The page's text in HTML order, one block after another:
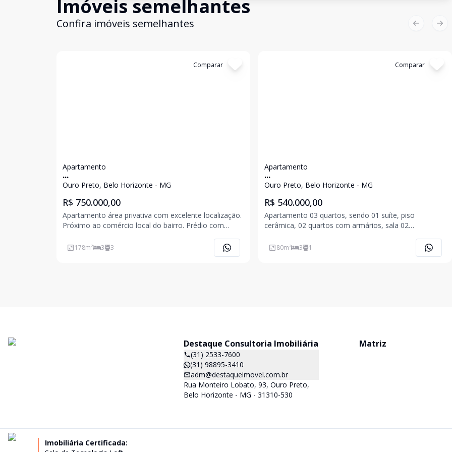
Imóveis semelhantes
Confira imóveis semelhantes
Comparar
Apartamento
...
Ouro Preto, Belo Horizonte - MG
R$ 750.000,00
Apartamento área privativa com excelente localização.
Próximo ao comércio local do bairro. Prédio com
canalizado, interfone, 02 vagas de garagem em linha,
178m² 3 3
Comparar
Apartamento
...
Ouro Preto, Belo Horizonte - MG
R$ 540.000,00
Apartamento 03 quartos, sendo 01 suíte, piso
cerâmica, 02 quartos com armários, sala 02
blindex, armário, cozinha com armário, área de
serviço, 02 vagas em linha. Prédio com piscina, área
80m² 3 1
Previous
Destaque Consultoria Imobiliária
(31) 2533-7600
(31) 98895-3410
adm@destaqueimovel.com.br
Rua Monteiro Lobato, 93, Ouro Preto,
Belo Horizonte - MG - 31310-530
Matriz
Imobiliária Certificada: